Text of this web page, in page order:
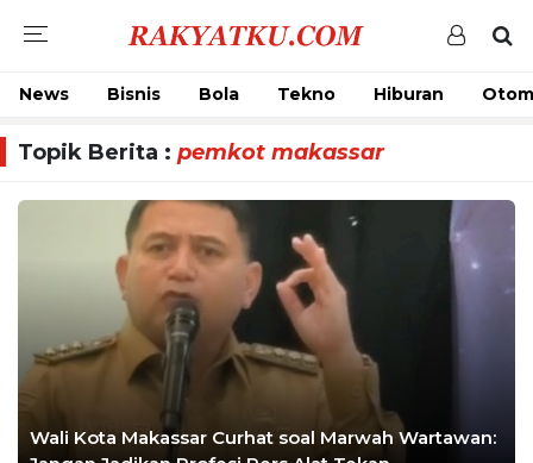
News Bisnis Bola Tekno Hiburan
Topik Berita : pemkot makassar
Wali Kota Makassar Curhat soal Marwah Wartawan: